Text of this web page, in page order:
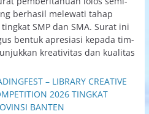
berhasil melewati tahap
SMP dan SMA. Surat ini
bentuk apresiasi kepada tim-
kreativitas dan kualitas
– LIBRARY CREATIVE
2026 TINGKAT
BANTEN